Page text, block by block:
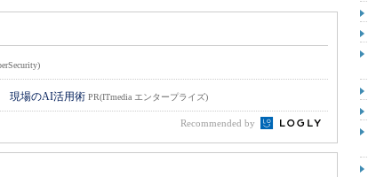
現場のAI活用術 PR(ITmedia エンタープライズ)
Recommended by